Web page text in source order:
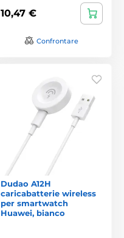
10,47 €
Confrontare
Dudao A12H
caricabatterie wireless
per smartwatch
Huawei, bianco